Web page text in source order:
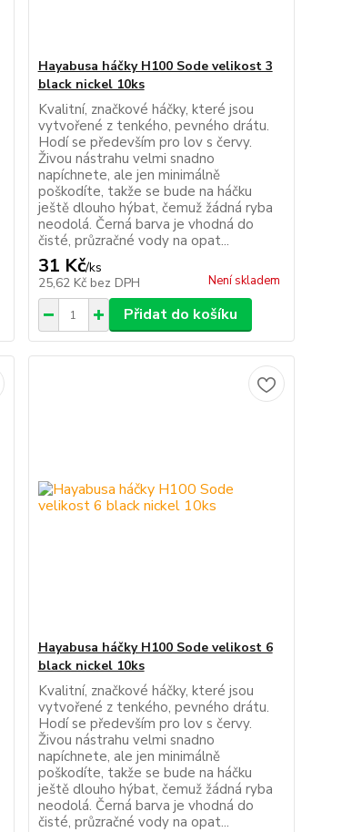
Hayabusa háčky H100 Sode velikost 3
black nickel 10ks
Kvalitní, značkové háčky, které jsou
vytvořené z tenkého, pevného drátu.
Hodí se především pro lov s červy.
Živou nástrahu velmi snadno
napíchnete, ale jen minimálně
poškodíte, takže se bude na háčku
ještě dlouho hýbat, čemuž žádná ryba
neodolá. Černá barva je vhodná do
čisté, průzračné vody na opat...
31 Kč/ks
25,62 Kč bez DPH Není skladem
Přidat do košíku
Hayabusa háčky H100 Sode velikost 6
black nickel 10ks
Kvalitní, značkové háčky, které jsou
vytvořené z tenkého, pevného drátu.
Hodí se především pro lov s červy.
Živou nástrahu velmi snadno
napíchnete, ale jen minimálně
poškodíte, takže se bude na háčku
ještě dlouho hýbat, čemuž žádná ryba
neodolá. Černá barva je vhodná do
čisté, průzračné vody na opat...